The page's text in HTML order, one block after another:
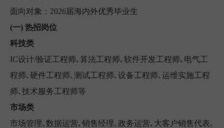
面向对象：2026届海内外优秀毕业生
(一) 热招岗位
科技类
IC设计/验证工程师､算法工程师､软件开发工程师､电气工
程师､硬件工程师､测试工程师､设备工程师､运维实施工程
师､技术服务工程师等
市场类
市场管理､数据运营､销售经理､政务运营､大客户销售代表､